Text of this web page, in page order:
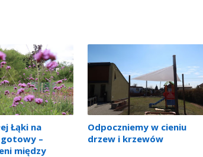
Łąki na
–
między
Odpoczniemy w cieniu
drzew i krzewów